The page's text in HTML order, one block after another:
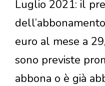
Luglio 2021: il
euro al mese a
sono previste
abbona o è già